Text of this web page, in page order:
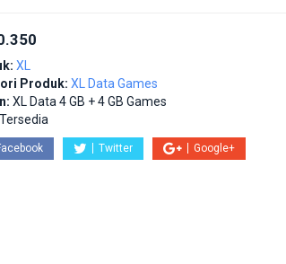
XL
Produk: XL Data Games
XL Data 4 GB + 4 GB Games
Tersedia
Twitter Google+